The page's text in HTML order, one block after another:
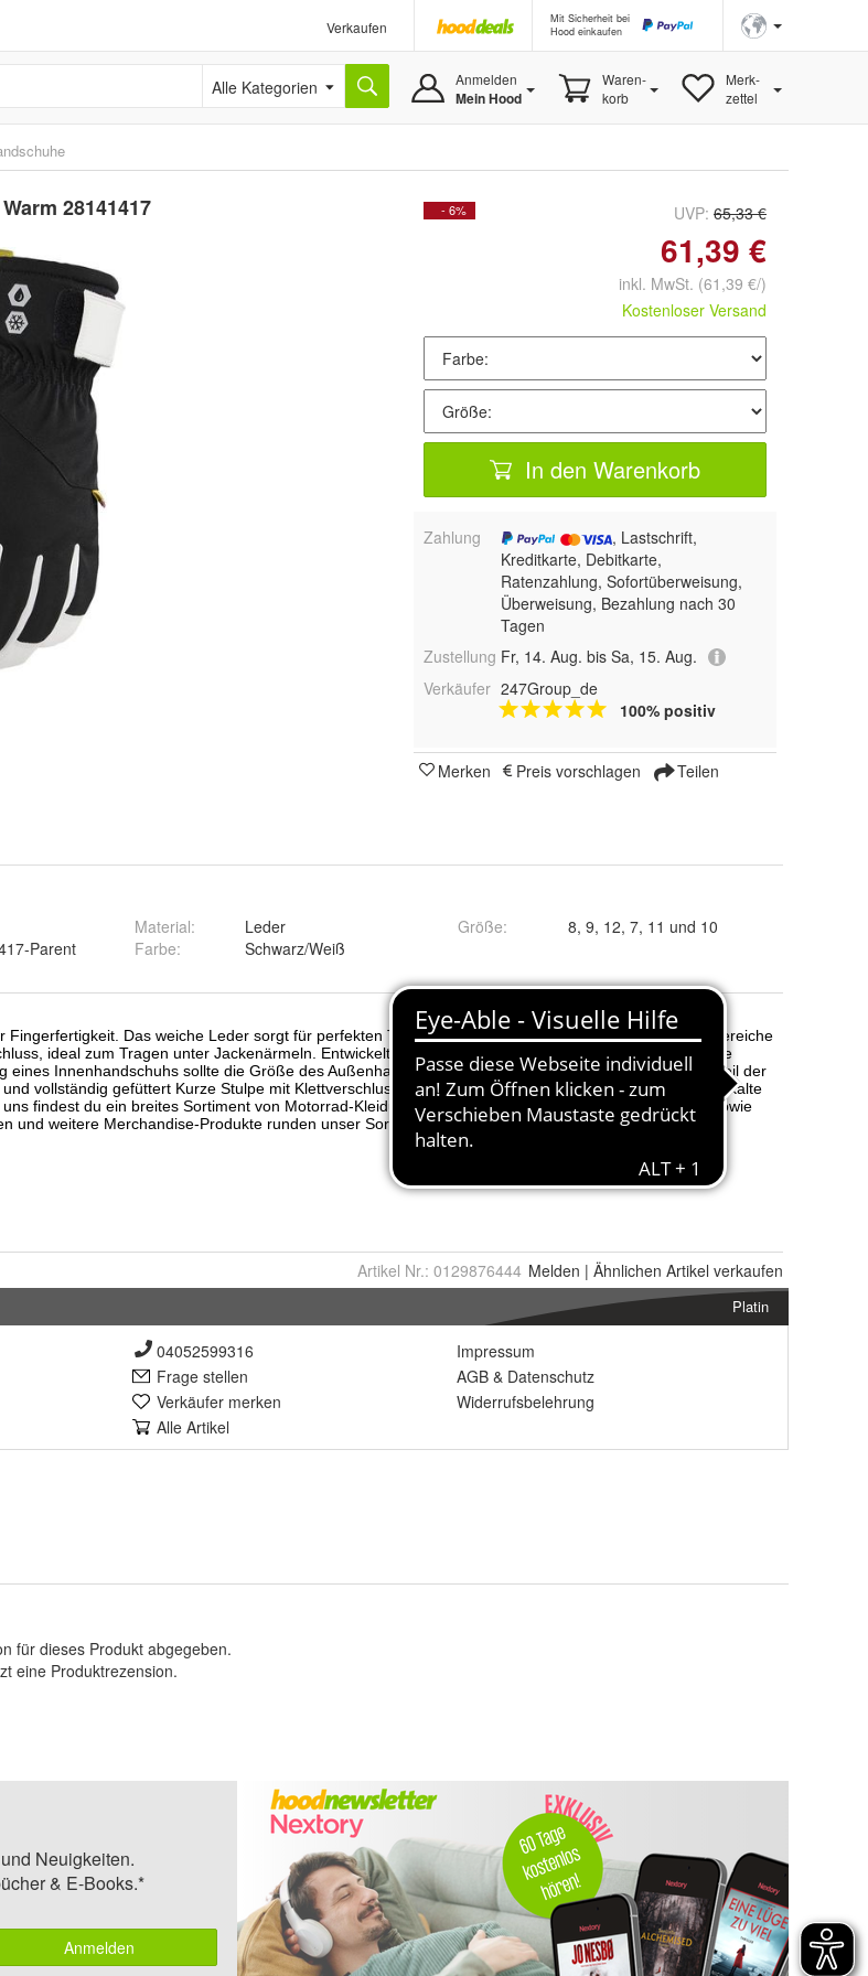
Verkaufen
Mit Sicherheit bei
Hood einkaufen
Alle Kategorien Anmelden
Mein Hood
Waren-
korb
Merk-
zettel
28141417 - 6% UVP: 65,33 €
61,39 €
inkl. MwSt. (61,39 €/)
Kostenloser Versand
In den Warenkorb
Zahlung
, Lastschrift,
Kreditkarte, Debitkarte,
Ratenzahlung, Sofortüberweisung,
Überweisung, Bezahlung nach 30
Tagen
Zustellung Fr, 14. Aug. bis Sa, 15. Aug.
Verkäufer 247Group_de
100% positiv
Merken Preis vorschlagen Teilen
Parent
Material:
Leder
Farbe: Schwarz/Weiß
Größe: 8, 9, 12, 7, 11 und 10
Artikel Nr.: 0129876444 Melden | Ähnlichen Artikel verkaufen
Platin
04052599316
Frage stellen
Verkäufer merken
Alle Artikel
Impressum
AGB & Datenschutz
Widerrufsbelehrung
für dieses Produkt abgegeben.
eine Produktrezension.
Neuigkeiten.
& E-Books.*
Anmelden